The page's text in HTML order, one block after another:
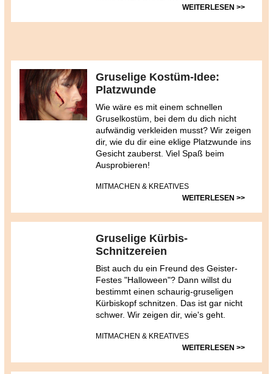
WEITERLESEN >>
Gruselige Kostüm-Idee:
Platzwunde
Wie wäre es mit einem schnellen
Gruselkostüm, bei dem du dich nicht
aufwändig verkleiden musst? Wir zeigen
dir, wie du dir eine eklige Platzwunde ins
Gesicht zauberst. Viel Spaß beim
Ausprobieren!
MITMACHEN & KREATIVES
WEITERLESEN >>
Gruselige Kürbis-
Schnitzereien
Bist auch du ein Freund des Geister-
Festes "Halloween"? Dann willst du
bestimmt einen schaurig-gruseligen
Kürbiskopf schnitzen. Das ist gar nicht
schwer. Wir zeigen dir, wie's geht.
MITMACHEN & KREATIVES
WEITERLESEN >>